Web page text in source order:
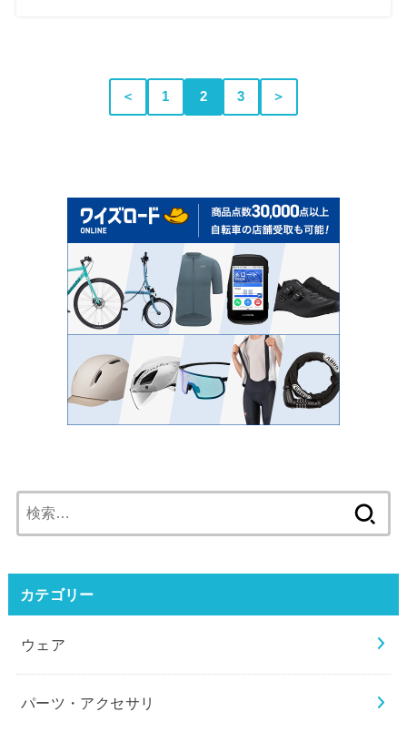
＜ 1 2 3 ＞
索:
カテゴリー
ウェア
パーツ・アクセサリ